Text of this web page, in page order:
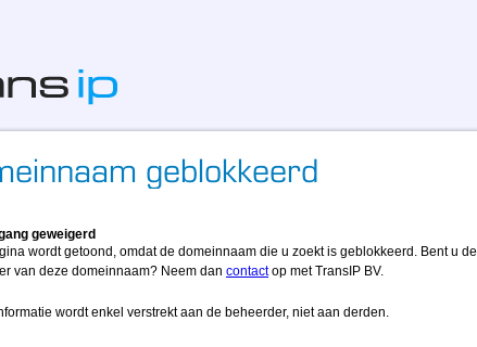
geweigerd
wordt getoond, omdat de domeinnaam die u zoekt is geblokkeerd. Bent u de
van deze domeinnaam? Neem dan contactop met TransIP BV.
wordt enkel verstrekt aan de beheerder, niet aan derden.